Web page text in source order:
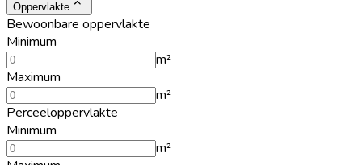
Oppervlakte
Bewoonbare oppervlakte
Minimum
m²
Maximum
m²
Perceeloppervlakte
Minimum
m²